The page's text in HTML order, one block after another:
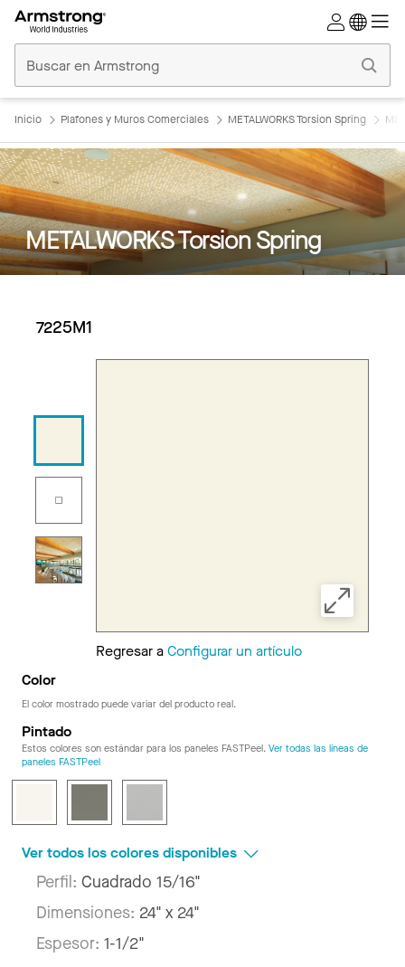
Comerciales
Inicio
Inicio Plafones y Muros Comerciales METALWORKS Torsion Spring
METALWORKS Torsion Spring
7225M1
Regresar aConfigurar un artículo
Color
El color mostrado puede variar del producto real.
Pintado
Estos colores son estándar para los paneles FASTPeel. Ver todas las líneas de
paneles FASTPeel
Ver todos los colores disponibles
Perfil: Cuadrado 15/16"
Dimensiones: 24" x 24"
Espesor: 1-1/2"